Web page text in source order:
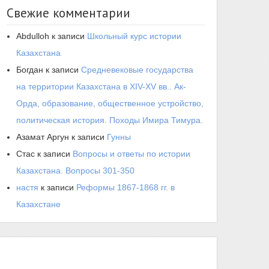
Свежие комментарии
Abdulloh к записи Школьный курс истории
Казахстана
Богдан к записи Средневековые государства
на территории Казахстана в XIV-XV вв.. Ак-
Орда, образование, общественное устройство,
политическая история. Походы Имира Тимура.
Азамат Аргун к записи Гунны
Стас к записи Вопросы и ответы по истории
Казахстана. Вопросы 301-350
настя к записи Реформы 1867-1868 гг. в
Казахстане